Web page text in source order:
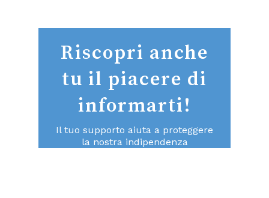
Riscopri anche
tu il piacere di
informarti!
Il tuo supporto aiuta a proteggere
la nostra indipendenza